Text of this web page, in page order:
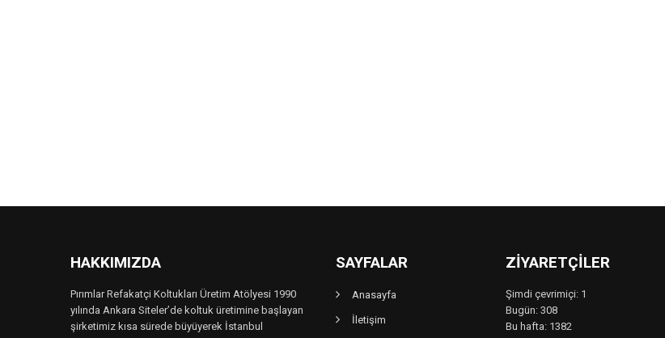
HAKKIMIZDA
Pırımlar Refakatçi Koltukları Üretim Atölyesi 1990
yılında Ankara Siteler’de koltuk üretimine başlayan
şirketimiz kısa sürede büyüyerek İstanbul
SAYFALAR
Anasayfa
İletişim
ZIYARETÇILER
Şimdi çevrimiçi: 1
Bugün: 308
Bu hafta: 1382